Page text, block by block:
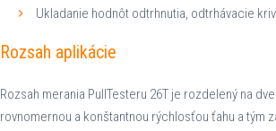
Ukladanie hodnôt odtrhnutia, odtrhávacie
Rozsah aplikácie
Rozsah merania PullTesteru 26T je rozdelený na
rovnomernou a konštantnou rýchlosťou ťahu a tým